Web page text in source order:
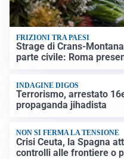
FRIZIONI TRA PAESI
Strage di Crans-
parte civile: Roma
INDAGINE DIGOS
Terrorismo, arrestato
propaganda jihadista
NON SI FERMA LA TENSIONE
Crisi Ceuta, la Spagna
controlli alle frontiere o